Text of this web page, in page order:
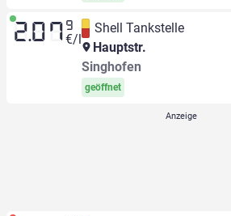
2.07 9
€/l
Shell Tankstelle
Hauptstr.
Singhofen
geöffnet